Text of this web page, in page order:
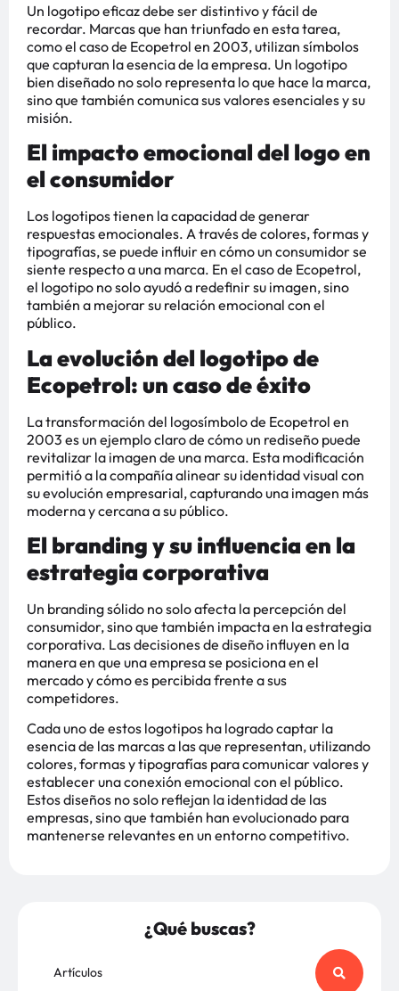
Un logotipo eficaz debe ser distintivo y fácil de
recordar. Marcas que han triunfado en esta tarea,
como el caso de Ecopetrol en 2003, utilizan símbolos
que capturan la esencia de la empresa. Un logotipo
bien diseñado no solo representa lo que hace la marca,
sino que también comunica sus valores esenciales y su
misión.
El impacto emocional del logo en
el consumidor
Los logotipos tienen la capacidad de generar
respuestas emocionales. A través de colores, formas y
tipografías, se puede influir en cómo un consumidor se
siente respecto a una marca. En el caso de Ecopetrol,
el logotipo no solo ayudó a redefinir su imagen, sino
también a mejorar su relación emocional con el
público.
La evolución del logotipo de
Ecopetrol: un caso de éxito
La transformación del logosímbolo de Ecopetrol en
2003 es un ejemplo claro de cómo un rediseño puede
revitalizar la imagen de una marca. Esta modificación
permitió a la compañía alinear su identidad visual con
su evolución empresarial, capturando una imagen más
moderna y cercana a su público.
El branding y su influencia en la
estrategia corporativa
Un branding sólido no solo afecta la percepción del
consumidor, sino que también impacta en la estrategia
corporativa. Las decisiones de diseño influyen en la
manera en que una empresa se posiciona en el
mercado y cómo es percibida frente a sus
competidores.
Cada uno de estos logotipos ha logrado captar la
esencia de las marcas a las que representan, utilizando
colores, formas y tipografías para comunicar valores y
establecer una conexión emocional con el público.
Estos diseños no solo reflejan la identidad de las
empresas, sino que también han evolucionado para
mantenerse relevantes en un entorno competitivo.
¿Qué buscas?